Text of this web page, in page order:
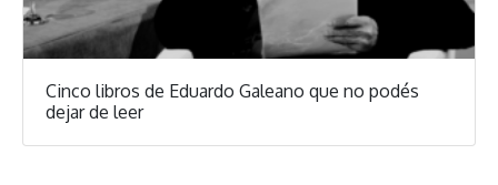
Cinco libros de Eduardo Galeano que no podés
dejar de leer